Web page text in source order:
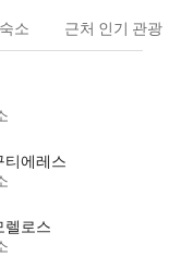
소 근처 인기 관광
티에레스
렐로스